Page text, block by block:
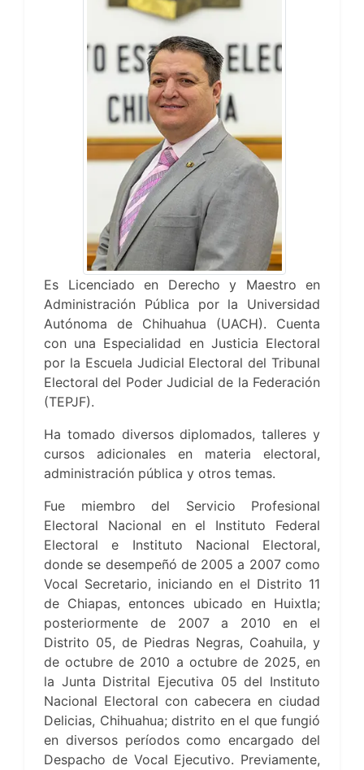
Es Licenciado en Derecho y Maestro en
Administración Pública por la Universidad
Autónoma de Chihuahua (UACH). Cuenta
con una Especialidad en Justicia Electoral
por la Escuela Judicial Electoral del Tribunal
Electoral del Poder Judicial de la Federación
(TEPJF).
Ha tomado diversos diplomados, talleres y
cursos adicionales en materia electoral,
administración pública y otros temas.
Fue miembro del Servicio Profesional
Electoral Nacional en el Instituto Federal
Electoral e Instituto Nacional Electoral,
donde se desempeñó de 2005 a 2007 como
Vocal Secretario, iniciando en el Distrito 11
de Chiapas, entonces ubicado en Huixtla;
posteriormente de 2007 a 2010 en el
Distrito 05, de Piedras Negras, Coahuila, y
de octubre de 2010 a octubre de 2025, en
la Junta Distrital Ejecutiva 05 del Instituto
Nacional Electoral con cabecera en ciudad
Delicias, Chihuahua; distrito en el que fungió
en diversos períodos como encargado del
Despacho de Vocal Ejecutivo. Previamente,